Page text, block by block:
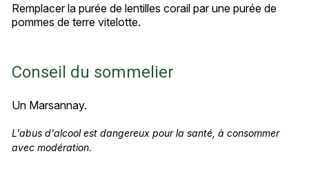
Remplacer la purée de lentilles corail par une purée de
pommes de terre vitelotte.
Conseil du sommelier
Un Marsannay.
L'abus d'alcool est dangereux pour la santé, à consommer
avec modération.